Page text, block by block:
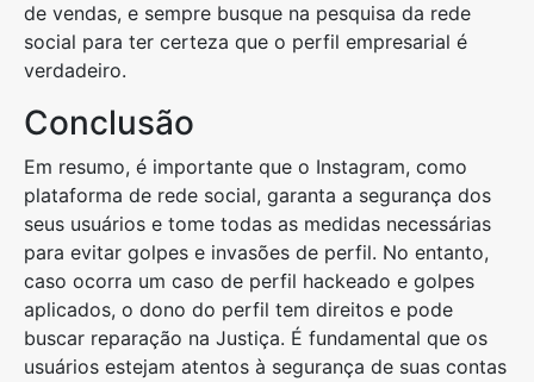
de vendas, e sempre busque na pesquisa da rede
social para ter certeza que o perfil empresarial é
verdadeiro.
Conclusão
Em resumo, é importante que o Instagram, como
plataforma de rede social, garanta a segurança dos
seus usuários e tome todas as medidas necessárias
para evitar golpes e invasões de perfil. No entanto,
caso ocorra um caso de perfil hackeado e golpes
aplicados, o dono do perfil tem direitos e pode
buscar reparação na Justiça. É fundamental que os
usuários estejam atentos à segurança de suas contas